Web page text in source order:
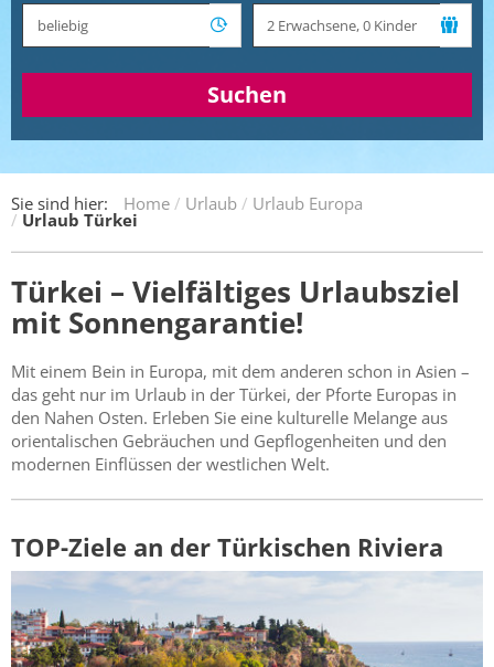
Suchen
Sie sind hier: Home Urlaub Urlaub Europa
Urlaub Türkei
Türkei – Vielfältiges Urlaubsziel
mit Sonnengarantie!
Mit einem Bein in Europa, mit dem anderen schon in Asien –
das geht nur im Urlaub in der Türkei, der Pforte Europas in
den Nahen Osten. Erleben Sie eine kulturelle Melange aus
orientalischen Gebräuchen und Gepflogenheiten und den
modernen Einflüssen der westlichen Welt.
TOP-Ziele an der Türkischen Riviera